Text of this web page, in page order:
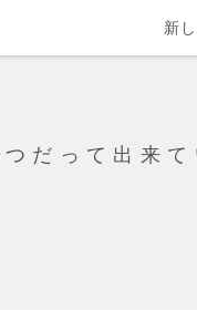
だって出来
新